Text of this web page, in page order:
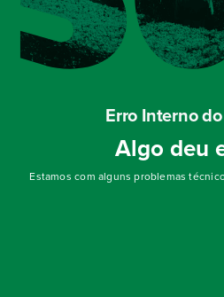
Erro Interno
Algo deu
Estamos com alguns problemas